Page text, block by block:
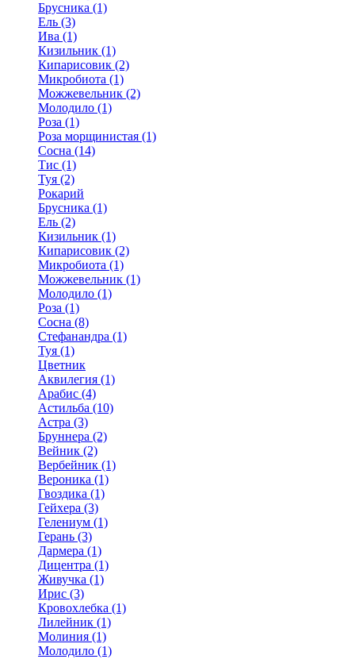
Брусника (1)
Ель (3)
Ива (1)
Кизильник (1)
Кипарисовик (2)
Микробиота (1)
Можжевельник (2)
Молодило (1)
Роза (1)
Роза морщинистая (1)
Сосна (14)
Тис (1)
Туя (2)
Рокарий
Брусника (1)
Ель (2)
Кизильник (1)
Кипарисовик (2)
Микробиота (1)
Можжевельник (1)
Молодило (1)
Роза (1)
Сосна (8)
Стефанандра (1)
Туя (1)
Цветник
Аквилегия (1)
Арабис (4)
Астильба (10)
Астра (3)
Бруннера (2)
Вейник (2)
Вербейник (1)
Вероника (1)
Гвоздика (1)
Гейхера (3)
Гелениум (1)
Герань (3)
Дармера (1)
Дицентра (1)
Живучка (1)
Ирис (3)
Кровохлебка (1)
Лилейник (1)
Молиния (1)
Молодило (1)